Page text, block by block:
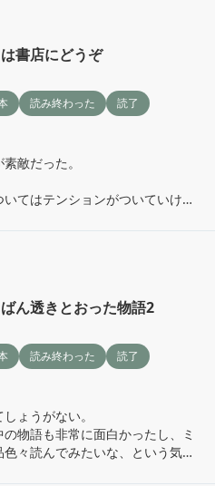
書店にどうぞ
読み終わった
読了
敵だった。
てはテンションがついていけな
べては見よう見ようと思ってま
で、この作者の話だったことを
。
今週中に見るぞ。
ん透きとおった物語2
読み終わった
読了
ょうがない。
物語も非常に面白かったし、ミ
々読んでみたいな、という気持